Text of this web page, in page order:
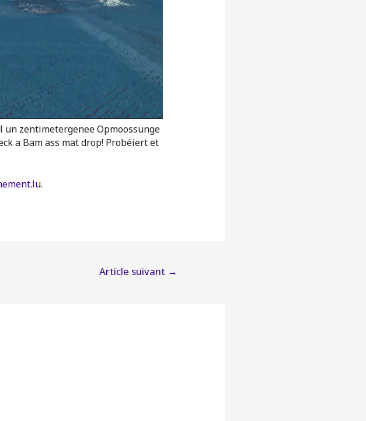
zentimetergenee Opmoossunge
a Bam ass mat drop! Probéiert et
.
Article suivant →